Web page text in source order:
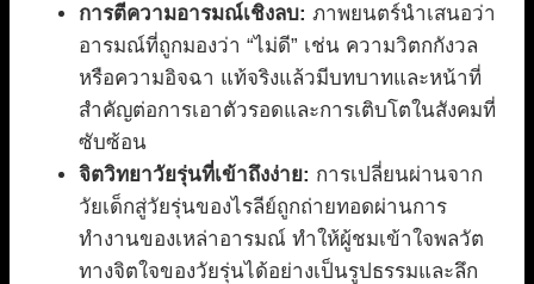
การตีความอารมณ์เชิงลบ: ภาพยนตร์นำเสนอว่า
อารมณ์ที่ถูกมองว่า “ไม่ดี” เช่น ความวิตกกังวล
หรือความอิจฉา แท้จริงแล้วมีบทบาทและหน้าที่
สำคัญต่อการเอาตัวรอดและการเติบโตในสังคมที่
ซับซ้อน
จิตวิทยาวัยรุ่นที่เข้าถึงง่าย: การเปลี่ยนผ่านจาก
วัยเด็กสู่วัยรุ่นของไรลีย์ถูกถ่ายทอดผ่านการ
ทำงานของเหล่าอารมณ์ ทำให้ผู้ชมเข้าใจพลวัต
ทางจิตใจของวัยรุ่นได้อย่างเป็นรูปธรรมและลึก